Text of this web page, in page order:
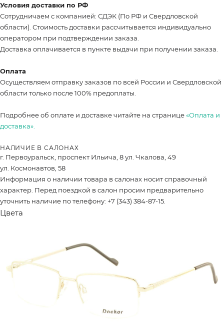
Условия доставки по РФ
Сотрудничаем с компанией: СДЭК (По РФ и Свердловской
области). Стоимость доставки рассчитывается индивидуально
оператором при подтверждении заказа.
Доставка оплачивается в пункте выдачи при получении заказа.
Оплата
Осуществляем отправку заказов по всей России и Свердловской
области только после 100% предоплаты.
Подробнее об оплате и доставке читайте на странице«Оплата и
доставка».
НАЛИЧИЕ В САЛОНАХ
г. Первоуральск, проспект Ильича, 8 ул. Чкалова, 49
ул. Космонавтов, 58
Информация о наличии товара в салонах носит справочный
характер. Перед поездкой в салон просим предварительно
уточнить наличие по телефону: +7 (343) 384-87-15.
Цвета